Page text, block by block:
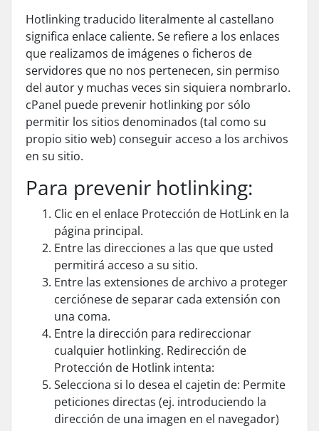
Hotlinking traducido literalmente al castellano
significa enlace caliente. Se refiere a los enlaces
que realizamos de imágenes o ficheros de
servidores que no nos pertenecen, sin permiso
del autor y muchas veces sin siquiera nombrarlo.
cPanel puede prevenir hotlinking por sólo
permitir los sitios denominados (tal como su
propio sitio web) conseguir acceso a los archivos
en su sitio.
Para prevenir hotlinking:
Clic en el enlace Protección de HotLink en la
página principal.
Entre las direcciones a las que que usted
permitirá acceso a su sitio.
Entre las extensiones de archivo a proteger
cerciónese de separar cada extensión con
una coma.
Entre la dirección para redireccionar
cualquier hotlinking. Redirección de
Protección de Hotlink intenta:
Selecciona si lo desea el cajetin de: Permite
peticiones directas (ej. introduciendo la
dirección de una imagen en el navegador)